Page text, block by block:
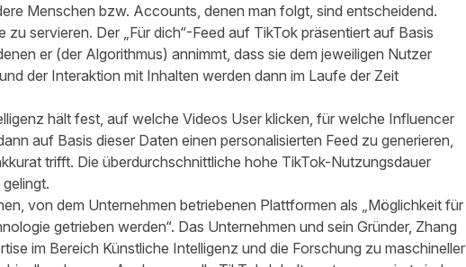
Menschen bzw. Accounts, denen man folgt, sind entscheidend.
servieren. Der „Für dich“-Feed auf TikTok präsentiert auf Basis
er (der Algorithmus) annimmt, dass sie dem jeweiligen Nutzer
der Interaktion mit Inhalten werden dann im Laufe der Zeit
hält fest, auf welche Videos User klicken, für welche Influencer
auf Basis dieser Daten einen personalisierten Feed zu generieren,
trifft. Die überdurchschnittliche hohe TikTok-Nutzungsdauer
von dem Unternehmen betriebenen Plattformen als „Möglichkeit für
getrieben werden“. Das Unternehmen und sein Gründer, Zhang
im Bereich Künstliche Intelligenz und die Forschung zu maschineller